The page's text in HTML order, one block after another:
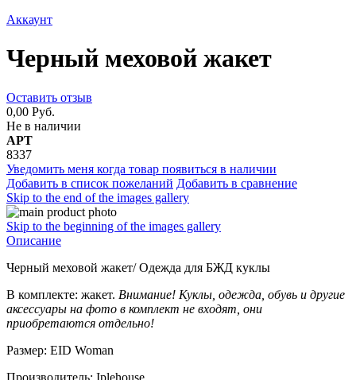
Аккаунт
Черный меховой жакет
Оставить отзыв
0,00 Руб.
Не в наличии
АРТ
8337
Уведомить меня когда товар появиться в наличии
Добавить в список пожеланий Добавить в сравнение
Skip to the end of the images gallery
Skip to the beginning of the images gallery
Описание
Черный меховой жакет/ Одежда для БЖД куклы
В комплекте: жакет. Внимание! Куклы, одежда, обувь и другие
аксессуары на фото в комплект не входят, они
приобретаются отдельно!
Размер: EID Woman
Производитель: Iplehouse